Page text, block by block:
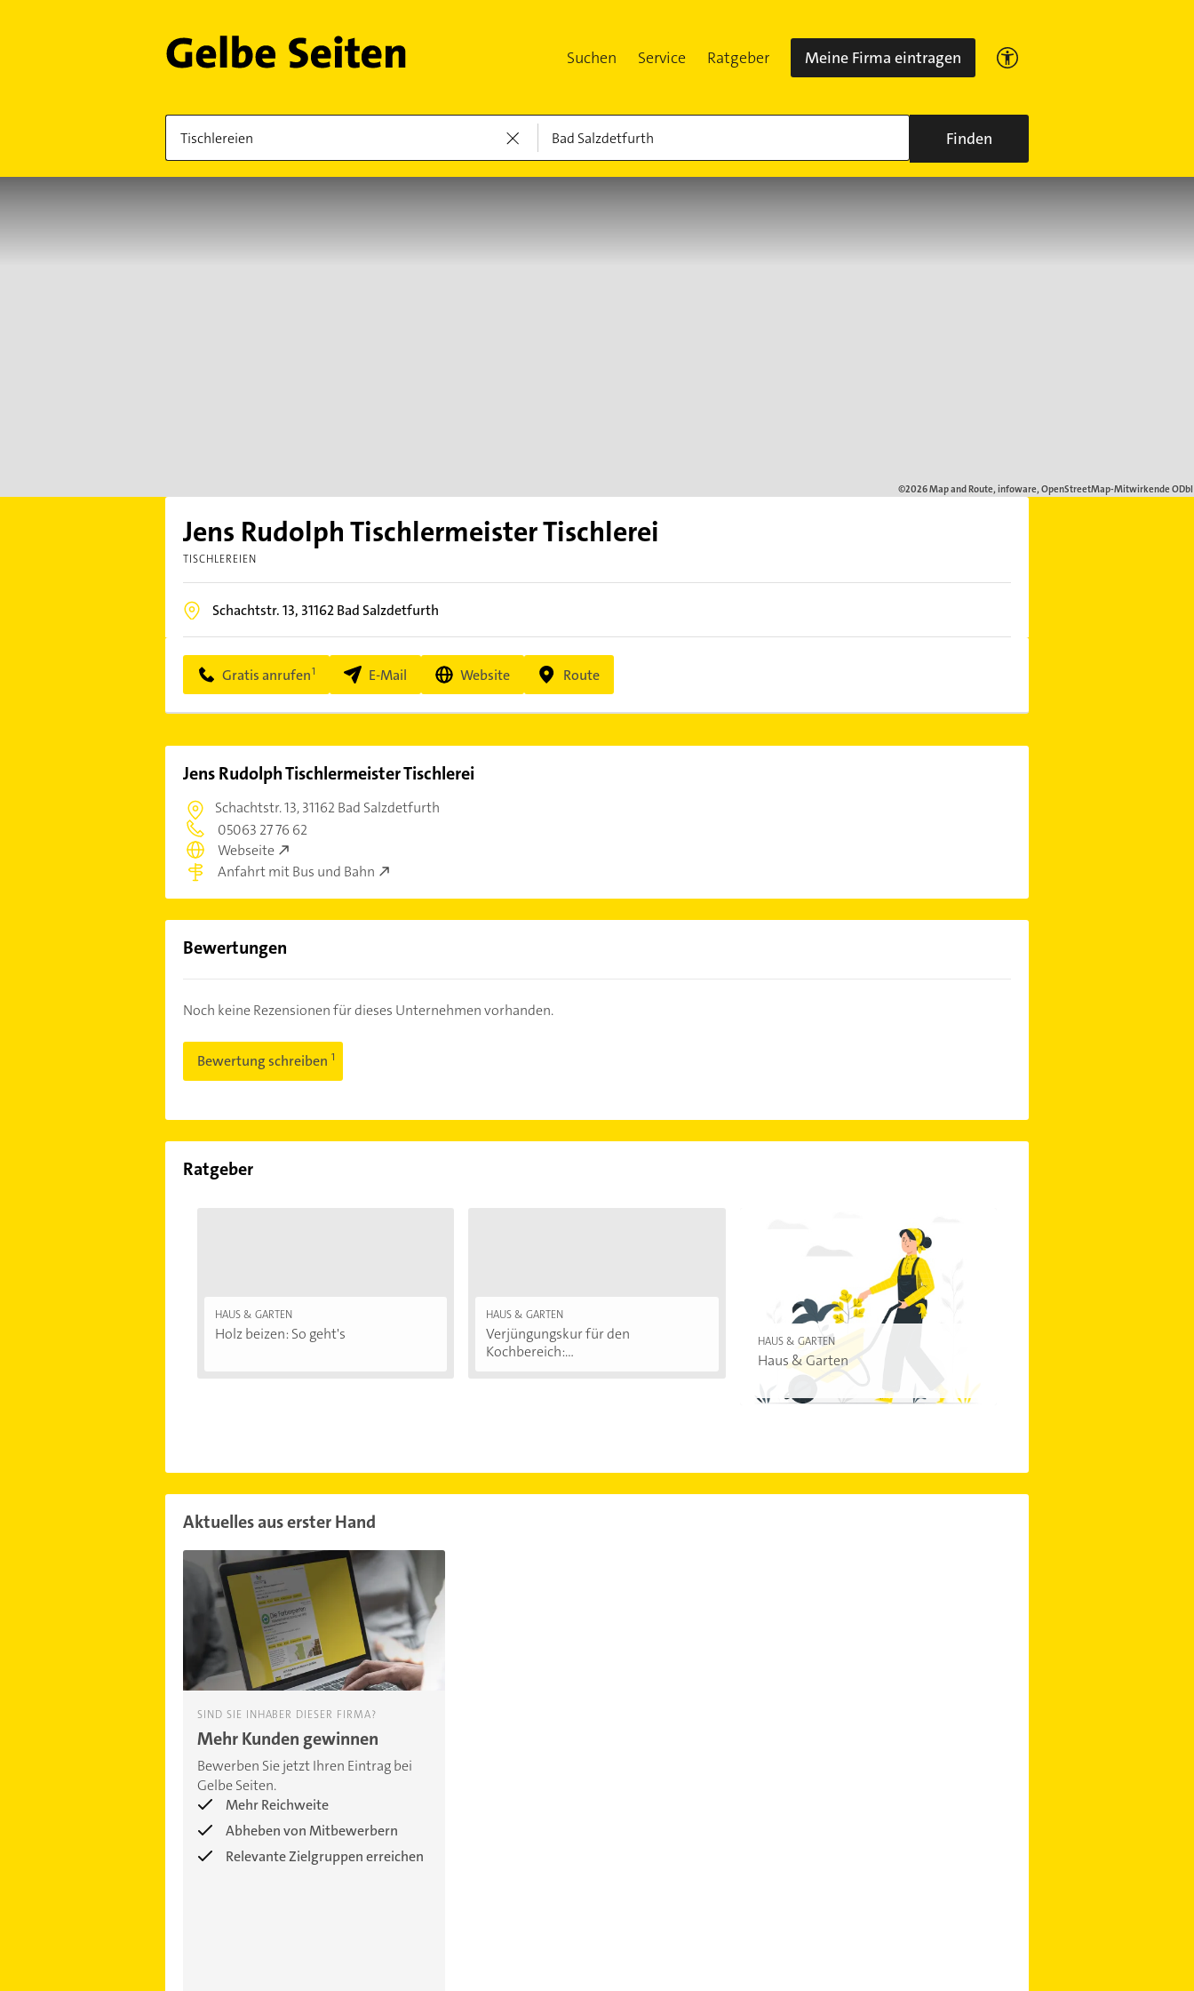
Suchen Service Ratgeber Meine Firma eintragen
Finden
Jens Rudolph Tischlermeister Tischlerei
TISCHLEREIEN
Schachtstr. 13, 31162Bad Salzdetfurth
Gratis anrufen E-Mail Website Route
Jens Rudolph Tischlermeister Tischlerei
Schachtstr. 13,31162 Bad Salzdetfurth
05063 27 76 62
Webseite
Anfahrt mit Bus und Bahn
Bewertungen
Noch keine Rezensionen für dieses Unternehmen vorhanden.
Bewertung schreiben
Ratgeber
HAUS & GARTEN
Holz beizen: So geht's
HAUS & GARTEN
Verjüngungskur für den
Kochbereich:...
HAUS & GARTEN
Haus & Garten
Aktuelles aus erster Hand
SIND SIE INHABER DIESER FIRMA?
Mehr Kunden gewinnen
Bewerben Sie jetzt Ihren Eintrag bei
Gelbe Seiten.
Mehr Reichweite
Abheben von Mitbewerbern
Relevante Zielgruppen erreichen